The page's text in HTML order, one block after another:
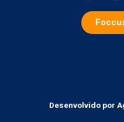
Desenvolvido por